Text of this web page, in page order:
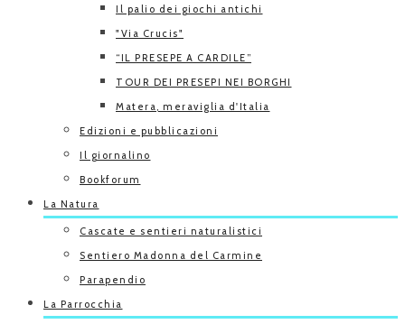
Il palio dei giochi antichi
"Via Crucis"
“IL PRESEPE A CARDILE”
TOUR DEI PRESEPI NEI BORGHI
Matera, meraviglia d'Italia
Edizioni e pubblicazioni
Il giornalino
Bookforum
La Natura
Cascate e sentieri naturalistici
Sentiero Madonna del Carmine
Parapendio
La Parrocchia